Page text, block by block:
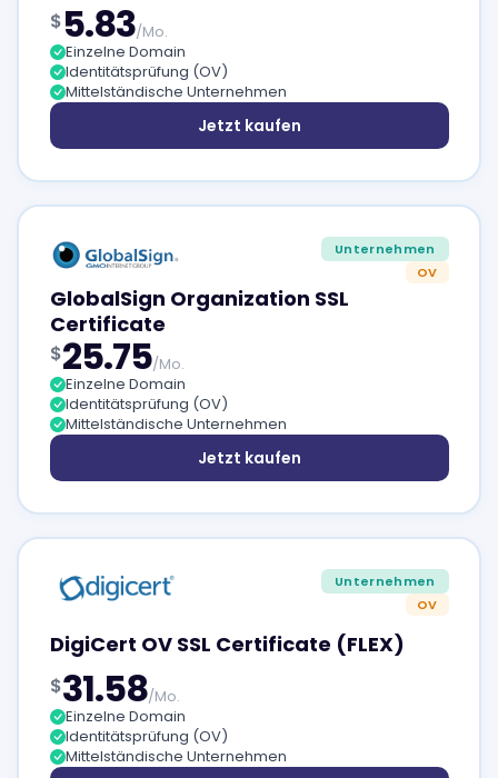
$5.83/Mo.
Einzelne Domain
Identitätsprüfung (OV)
Mittelständische Unternehmen
Jetzt kaufen
Unternehmen
OV
GlobalSign Organization SSL
Certificate
$25.75/Mo.
Einzelne Domain
Identitätsprüfung (OV)
Mittelständische Unternehmen
Jetzt kaufen
Unternehmen
OV
DigiCert OV SSL Certificate (FLEX)
$31.58/Mo.
Einzelne Domain
Identitätsprüfung (OV)
Mittelständische Unternehmen